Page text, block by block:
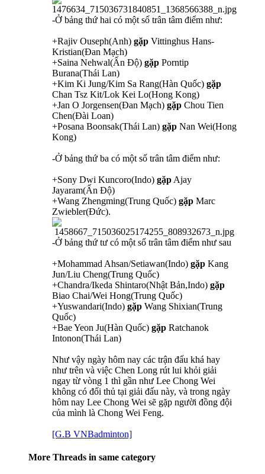
-Ở bảng thứ hai có một số trân tâm điểm như:
+Rajiv Ouseph(Anh) gặp Vittinghus Hans-
Kristian(Đan Mạch)
+Saina Nehwal(Ấn Độ) gặp Porntip
Burana(Thái Lan)
+Kim Ki Jung/Kim Sa Rang(Hàn Quốc) gặp
Chan Tsz Kit/Lok Kei Lo(Hong Kong)
+Jan O Jorgensen(Đan Mạch) gặp Chou Tien
Chen(Đài Loan)
+Posana Boonsak(Thái Lan) gặp Nan Wei(Hong
Kong)
-Ở bảng thứ ba có một số trân tâm điểm như:
+Sony Dwi Kuncoro(Indo) gặp Ajay
Jayaram(Ấn Độ)
+Wang Zhengming(Trung Quốc) gặp Marc
Zwiebler(Đức).
-Ở bảng thứ tư có một số trân tâm điểm như sau
+Mohammad Ahsan/Setiawan(Indo) gặp Kang
Jun/Liu Cheng(Trung Quốc)
+Chandra/Ikeda Shintaro(Nhật Bản,Indo) gặp
Biao Chai/Wei Hong(Trung Quốc)
+Yuswandari(Indo) gặp Wang Shixian(Trung
Quốc)
+Bae Yeon Ju(Hàn Quốc) gặp Ratchanok
Intonon(Thái Lan)
Như vậy ngày hôm nay các trận đấu khá hay
như trên và việc Chen Long rút lui khỏi giải
ngay từ vòng 1 thì gần như Lee Chong Wei
không có đối thủ tại giải đấu này, và trong ngày
hôm nay Lee Chong Wei sẽ gặp người đồng đội
của mình là Chong Wei Feng.
[G.B VNBadminton]
More Threads in same category